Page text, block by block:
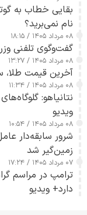
بقایی خطاب به
نام نمی‌برید؟
۰۸ مرداد ۱۴۰۵ / ۱۸:۱۵
گفت‌وگوی تلفنی
۰۸ مرداد ۱۴۰۵ / ۱۳:۲۷
آخرین قیمت طلا، سکه
۰۸ مرداد ۱۴۰۵ / ۱۱:۳۴
نتانیاهو:
ویدیو
۰۸ مرداد ۱۴۰۵ / ۱۰:۵۴
شرور سابقه‌دار
زمین‌گیر شد
۰۷ مرداد ۱۴۰۵ / ۱۷:۲۴
ترامپ در مراسم
دارد+ ویدیو